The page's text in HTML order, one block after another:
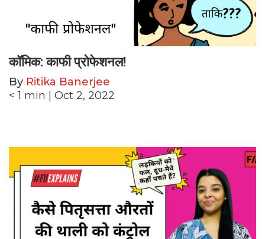
कॉमिक: काफी प्रोफेशनल!
By Ritika Banerjee
< 1 min | Oct 2, 2022